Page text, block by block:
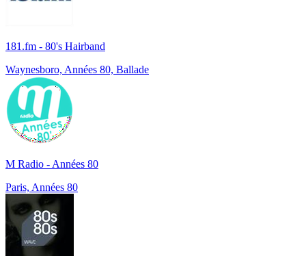
181.fm - 80's Hairband
Waynesboro, Années 80, Ballade
M Radio - Années 80
Paris, Années 80